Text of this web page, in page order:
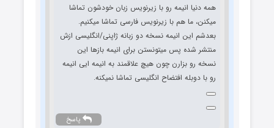
همه دنیا انیمه رو با زیرنویس زبان خودشون تماشا
میکنن، ما هم با زیرنویس فارسی تماشا میکنیم.
بعدشم این انیمه نسخه دو زبانه ژاپنی/انگلیسی ازش
منتشر شده پس میتونستن برای انیمه بازها این
نسخه رو بزارن چون هیچ علاقمند به انیمه ایی انیمه
رو با دوبله افتضاح انگلیسی تماشا نمیکنه.
پاسخ